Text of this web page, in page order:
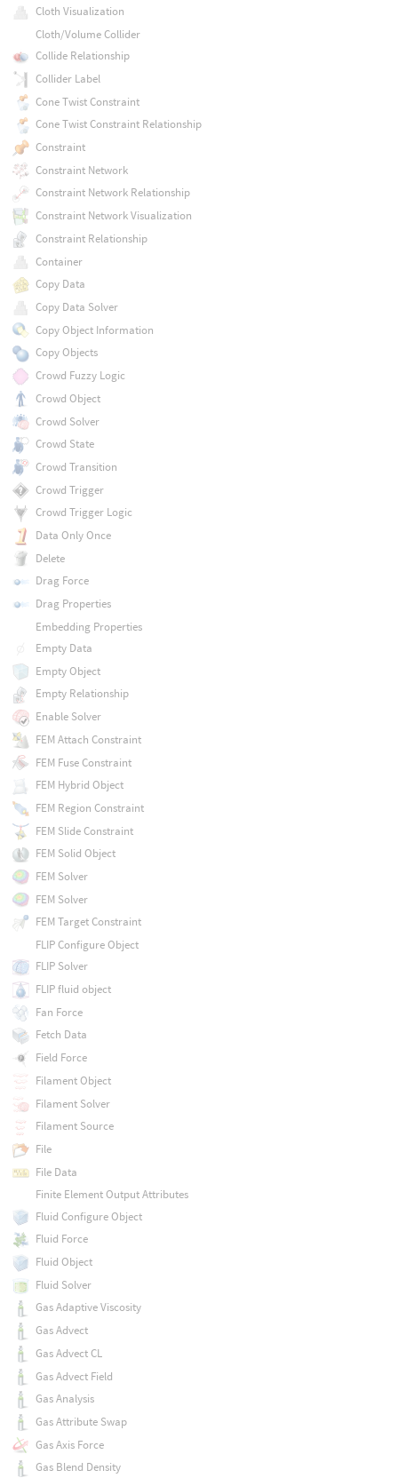
Cloth Visualization
Cloth/Volume Collider
Collide Relationship
Collider Label
Cone Twist Constraint
Cone Twist Constraint Relationship
Constraint
Constraint Network
Constraint Network Relationship
Constraint Network Visualization
Constraint Relationship
Container
Copy Data
Copy Data Solver
Copy Object Information
Copy Objects
Crowd Fuzzy Logic
Crowd Object
Crowd Solver
Crowd State
Crowd Transition
Crowd Trigger
Crowd Trigger Logic
Data Only Once
Delete
Drag Force
Drag Properties
Embedding Properties
Empty Data
Empty Object
Empty Relationship
Enable Solver
FEM Attach Constraint
FEM Fuse Constraint
FEM Hybrid Object
FEM Region Constraint
FEM Slide Constraint
FEM Solid Object
FEM Solver
FEM Solver
FEM Target Constraint
FLIP Configure Object
FLIP Solver
FLIP fluid object
Fan Force
Fetch Data
Field Force
Filament Object
Filament Solver
Filament Source
File
File Data
Finite Element Output Attributes
Fluid Configure Object
Fluid Force
Fluid Object
Fluid Solver
Gas Adaptive Viscosity
Gas Advect
Gas Advect CL
Gas Advect Field
Gas Analysis
Gas Attribute Swap
Gas Axis Force
Gas Blend Density